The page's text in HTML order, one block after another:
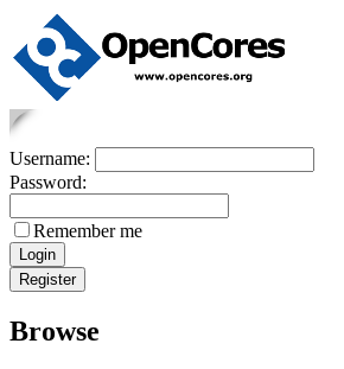
Username:
Password:
Remember me
Browse